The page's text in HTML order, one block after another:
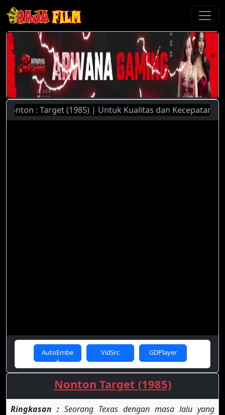
: Target (1985) | Untuk Kualitas dan Kecepatan
AutoEmbe
d
VidSrc GDPlayer
Nonton Target (1985)
Ringkasan : Seorang Texas dengan masa lalu yang